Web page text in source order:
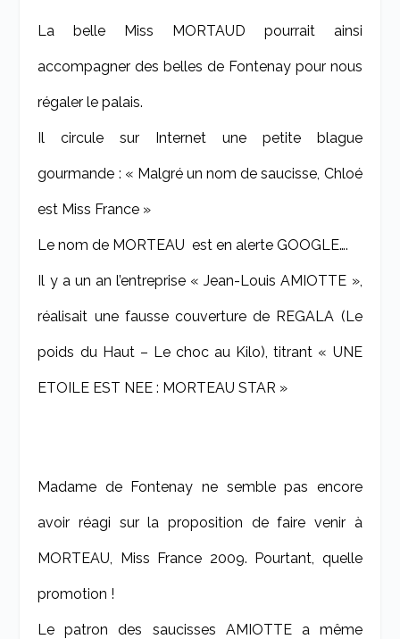
La belle Miss MORTAUD pourrait ainsi
accompagner des belles de Fontenay pour nous
régaler le palais.
Il circule sur Internet une petite blague
gourmande : « Malgré un nom de saucisse, Chloé
est Miss France »
Le nom de MORTEAU est en alerte GOOGLE….
Il y a un an l’entreprise « Jean-Louis AMIOTTE »,
réalisait une fausse couverture de REGALA (Le
poids du Haut – Le choc au Kilo), titrant « UNE
ETOILE EST NEE : MORTEAU STAR »
Madame de Fontenay ne semble pas encore
avoir réagi sur la proposition de faire venir à
MORTEAU, Miss France 2009. Pourtant, quelle
promotion !
Le patron des saucisses AMIOTTE a même